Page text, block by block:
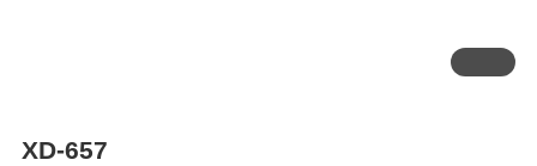
XD-657